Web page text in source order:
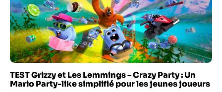
TEST Grizzy et Les Lemmings – Crazy Party : Un
Mario Party-like simplifié pour les jeunes joueurs